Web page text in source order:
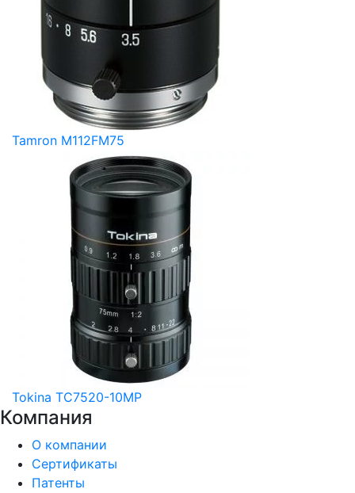
Tamron M112FM75
Tokina TC7520-10MP
Компания
О компании
Сертификаты
Патенты